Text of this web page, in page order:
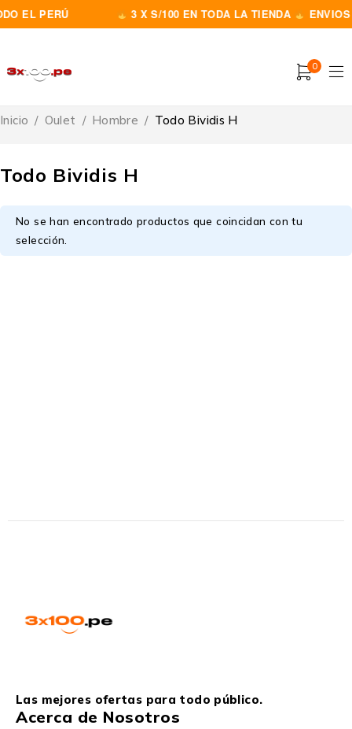
EL PERÚ 3 X S/100 EN TODA LA TIENDA ENVIOS
0
Todo Bividis H
Inicio / Oulet / Hombre / Todo Bividis H
No se han encontrado productos que coincidan con tu
selección.
Las mejores ofertas para todo público.
Acerca de Nosotros